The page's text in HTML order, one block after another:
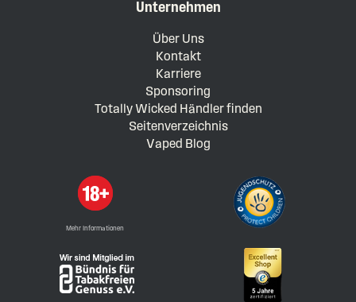
Unternehmen
Über Uns
Kontakt
Karriere
Sponsoring
Totally Wicked Händler finden
Seitenverzeichnis
Vaped Blog
Mehr Informationen